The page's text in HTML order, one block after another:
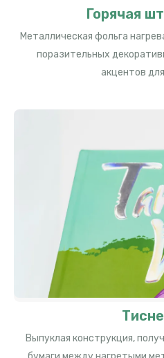
Горячая
Металлическая фольга
поразительных
акцентов
Выпуклая конструкция,